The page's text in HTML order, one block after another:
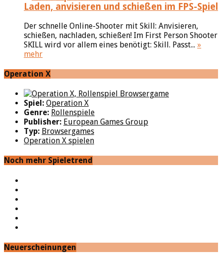
Laden, anvisieren und schießen im FPS-Spiel
Der schnelle Online-Shooter mit Skill: Anvisieren,
schießen, nachladen, schießen! Im First Person Shooter
SKILL wird vor allem eines benötigt: Skill. Passt... »
mehr
Operation X
Spiel: Operation X
Genre: Rollenspiele
Publisher: European Games Group
Typ: Browsergames
Operation X spielen
Noch mehr Spieletrend
Neuerscheinungen